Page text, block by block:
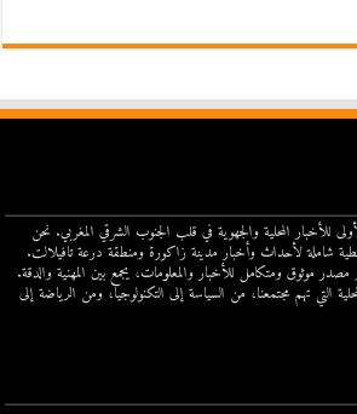
للأخبار المحلية والجهوية في قلب الجنوب الشرقي المغربي. نحن
شاملة لأحداث وأخبار مدينة زاكورة ومنطقة درعة تافيلالت.
موثوق ومتكامل للأخبار والمعلومات، يجمع بين المهنية والدقة.
التي تهم مجتمعنا، من السياسة إلى التكنولوجيا، ومن الرياضة إلى